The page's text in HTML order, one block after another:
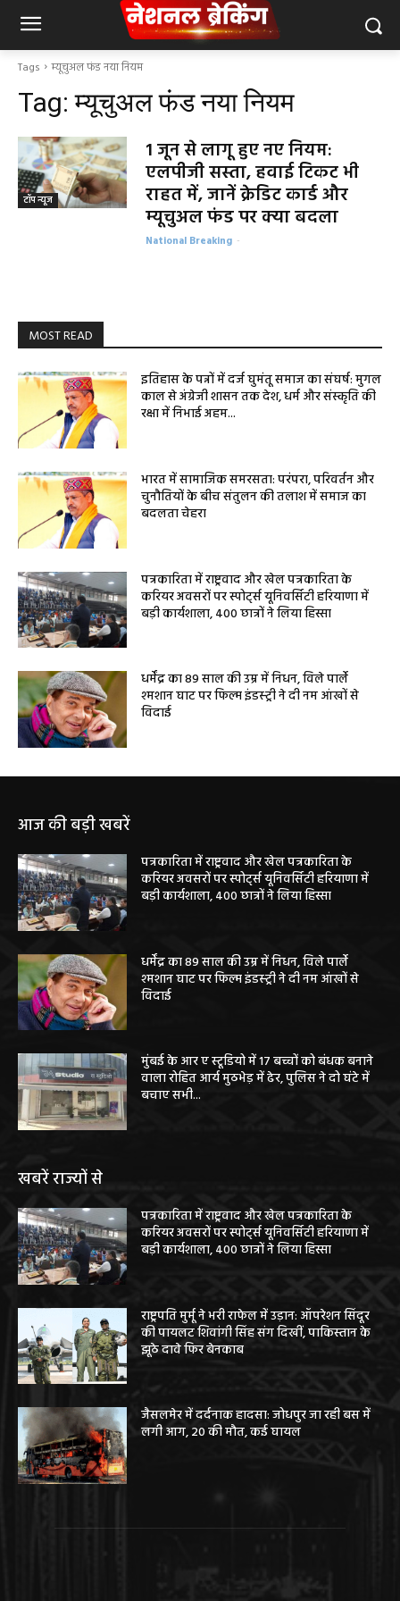
Tags म्यूचुअल फंड नया नियम
Tag:म्यूचुअल फंड नया नियम
टॉप न्यूज
1 जून से लागू हुए नए नियम:
एलपीजी सस्ता, हवाई टिकट भी
राहत में, जानें क्रेडिट कार्ड और
म्यूचुअल फंड पर क्या बदला
National Breaking -
MOST READ
इतिहास के पन्नों में दर्ज घुमंतू समाज का संघर्ष: मुगल
काल से अंग्रेजी शासन तक देश, धर्म और संस्कृति की
रक्षा में निभाई अहम...
भारत में सामाजिक समरसता: परंपरा, परिवर्तन और
चुनौतियों के बीच संतुलन की तलाश में समाज का
बदलता चेहरा
पत्रकारिता में राष्ट्रवाद और खेल पत्रकारिता के
करियर अवसरों पर स्पोर्ट्स यूनिवर्सिटी हरियाणा में
बड़ी कार्यशाला, 400 छात्रों ने लिया हिस्सा
धर्मेंद्र का 89 साल की उम्र में निधन, विले पार्ले
श्मशान घाट पर फिल्म इंडस्ट्री ने दी नम आंखों से
विदाई
आज की बड़ी खबरें
पत्रकारिता में राष्ट्रवाद और खेल पत्रकारिता के
करियर अवसरों पर स्पोर्ट्स यूनिवर्सिटी हरियाणा में
बड़ी कार्यशाला, 400 छात्रों ने लिया हिस्सा
धर्मेंद्र का 89 साल की उम्र में निधन, विले पार्ले
श्मशान घाट पर फिल्म इंडस्ट्री ने दी नम आंखों से
विदाई
मुंबई के आर ए स्टूडियो में 17 बच्चों को बंधक बनाने
वाला रोहित आर्य मुठभेड़ में ढेर, पुलिस ने दो घंटे में
बचाए सभी...
खबरें राज्यों से
पत्रकारिता में राष्ट्रवाद और खेल पत्रकारिता के
करियर अवसरों पर स्पोर्ट्स यूनिवर्सिटी हरियाणा में
बड़ी कार्यशाला, 400 छात्रों ने लिया हिस्सा
राष्ट्रपति मुर्मू ने भरी राफेल में उड़ान: ऑपरेशन सिंदूर
की पायलट शिवांगी सिंह संग दिखीं, पाकिस्तान के
झूठे दावे फिर बेनकाब
जैसलमेर में दर्दनाक हादसा: जोधपुर जा रही बस में
लगी आग, 20 की मौत, कई घायल